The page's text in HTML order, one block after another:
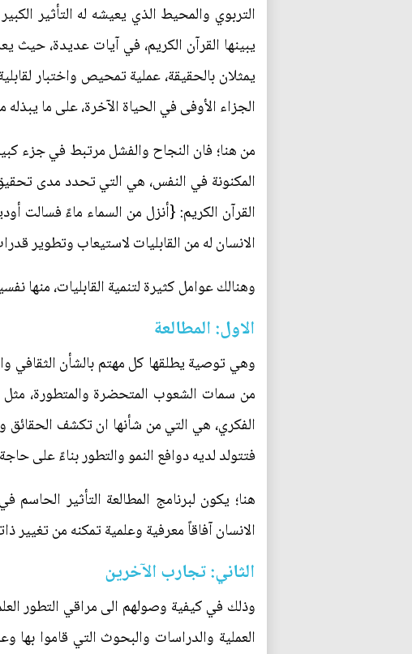
التربوي والمحيط الذي يعيشه له التأثير
يبينها القرآن الكريم، في آيات عديدة، حيث
يمثلان بالحقيقة، عملية تمحيص واختبار
الجزاء الأوفى في الحياة الآخرة، على ما
من هنا؛ فان النجاح والفشل مرتبط في جزء
المكنونة في النفس، هي التي تحدد مدى
القرآن الكريم: {أنزل من السماء ماءً فسالت
الانسان له من القابليات لاستيعاب وتطوير
وهنالك عوامل كثيرة لتنمية القابليات، منها
الاول: المطالعة
وهي توصية يطلقها كل مهتم بالشأن الثقافي
من سمات الشعوب المتحضرة والمتطورة، مثل
الفكري، هي التي من شأنها ان تكشف الحقائق
فتتولد لديه دوافع النمو والتطور بناءً على
هنا؛ يكون لبرنامج المطالعة التأثير الحاسم
الانسان آفاقاً معرفية وعلمية تمكنه من
الثاني: تجارب الآخرين
وذلك في كيفية وصولهم الى مراقي التطور
العملية والدراسات والبحوث التي قاموا